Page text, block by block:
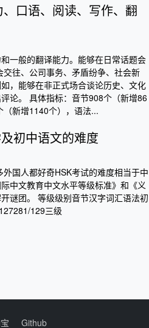
口语、阅读、写作、翻
一般的翻译能力。能够在日常话题会
往、公司事务、矛盾纷争、社会新
，能够在非正式场合谈论历史、文化
论。 具体指标：音节908个（新增86
新增1140个），语法...
初中语文的难度
国人都好奇HSK考试的难度相当于中
中文教育中文水平等级标准》和《义
谜团。 等级级别音节汉字词汇语法初
129三级
Github